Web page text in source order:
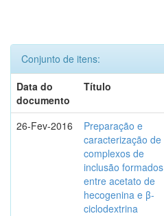
Conjunto de itens:
Data do
documento
Título
26-Fev-2016
Preparação e
caracterização de
complexos de
inclusão formados
entre acetato de
hecogenina e β-
ciclodextrina